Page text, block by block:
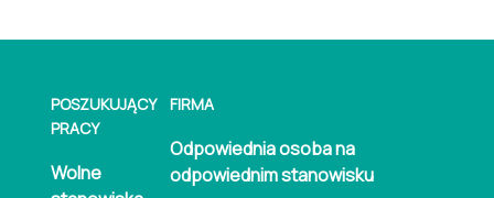
POSZUKUJĄCY
PRACY
Wolne
FIRMA
Odpowiednia osoba na
odpowiednim stanowisku